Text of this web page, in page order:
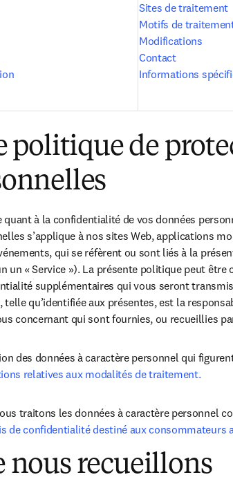
Sites de traitement
Motifs de
Modifications
Contact
Informations
politique de
quant à la confidentialité de vos données
s’applique à nos sites Web, applications
qui se réfèrent ou sont liés à la
un « Service »). La présente politique peut être
supplémentaires qui vous seront
qu’identifiée aux présentes, est la
concernant qui sont fournies, ou recueillies
des données à caractère personnel qui
relatives aux modalités de traitement.
traitons les données à caractère personnel
de confidentialité destiné aux consommateurs
recueillons